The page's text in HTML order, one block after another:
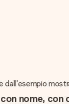
dall'esempio
nome, con